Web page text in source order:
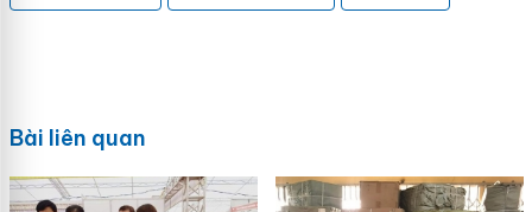
Bài liên quan